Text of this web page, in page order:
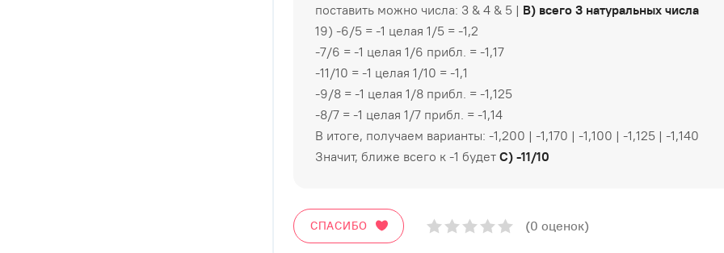
поставить можно числа: 3 & 4 & 5 | B) всего 3 натуральных числа
19) -6/5 = -1 целая 1/5 = -1,2
-7/6 = -1 целая 1/6 прибл. = -1,17
-11/10 = -1 целая 1/10 = -1,1
-9/8 = -1 целая 1/8 прибл. = -1,125
-8/7 = -1 целая 1/7 прибл. = -1,14
В итоге, получаем варианты: -1,200 | -1,170 | -1,100 | -1,125 | -1,140
Значит, ближе всего к -1 будет C) -11/10
СПАСИБО (0 оценок)